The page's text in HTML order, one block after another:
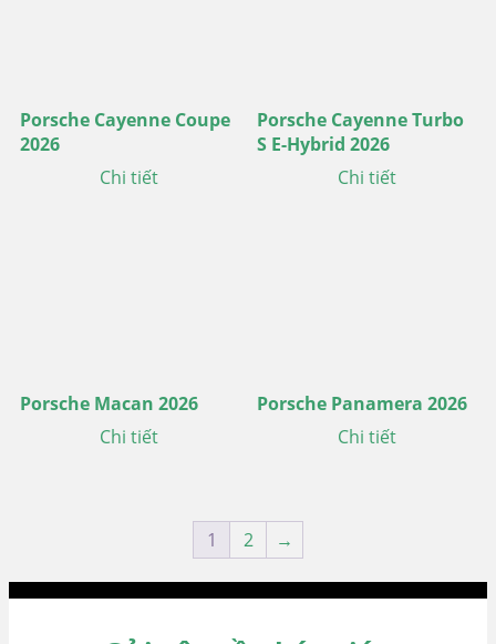
Porsche Cayenne Coupe
2026
Chi tiết
Porsche Cayenne Turbo
S E-Hybrid 2026
Chi tiết
Porsche Macan 2026
Chi tiết
Porsche Panamera 2026
Chi tiết
1 2 →